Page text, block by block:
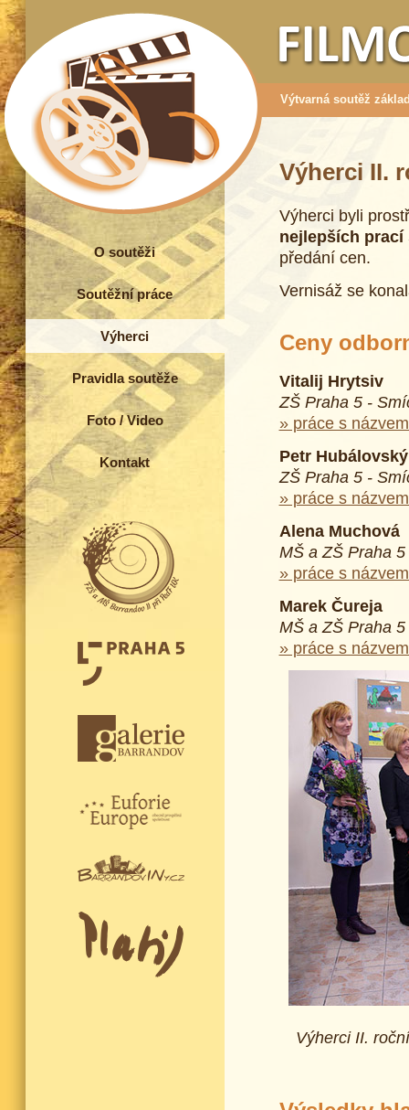
Výtvarná soutěž
O soutěži
Soutěžní práce
Výherci
Pravidla soutěže
Foto / Video
Kontakt
Výherci II.
Výherci byli
nejlepších prací
předání cen.
Vernisáž se
Ceny
Vitalij Hrytsiv
ZŠ Praha 5 -
» práce s
Petr Hubálovský
ZŠ Praha 5 -
» práce s
Alena Muchová
MŠ a ZŠ Praha
» práce s
Marek Čureja
MŠ a ZŠ Praha
» práce s
Výherci II.